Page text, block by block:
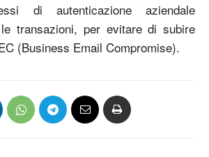
di autenticazione aziendale
transazioni, per evitare di subire
(Business Email Compromise).